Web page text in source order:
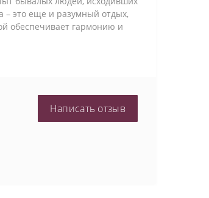
– это еще и разумный отдых,
обеспечивает гармонию и
Написать отзыв